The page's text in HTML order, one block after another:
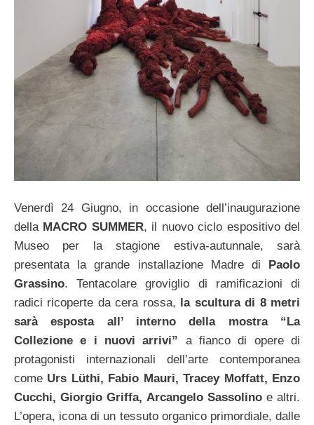
Venerdì 24 Giugno, in occasione dell’inaugurazione
della MACRO SUMMER, il nuovo ciclo espositivo del
Museo per la stagione estiva-autunnale, sarà
presentata la grande installazione Madre di
Paolo
Grassino. Tentacolare groviglio di ramificazioni di
radici ricoperte da cera rossa,
la scultura di 8 metri
sarà esposta all’ interno della mostra “La
Collezione e i nuovi arrivi” a fianco di opere di
protagonisti internazionali dell’arte contemporanea
come Urs Lüthi, Fabio Mauri, Tracey Moffatt, Enzo
Cucchi, Giorgio Griffa, Arcangelo Sassolinoe altri.
L’opera, icona di un tessuto organico primordiale, dalle